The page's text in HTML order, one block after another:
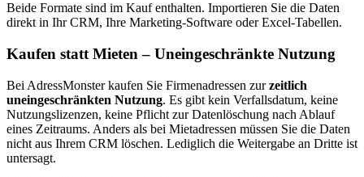
Beide Formate sind im Kauf enthalten. Importieren Sie die Daten
direkt in Ihr CRM, Ihre Marketing-Software oder Excel-Tabellen.
Kaufen statt Mieten – Uneingeschränkte Nutzung
Bei AdressMonster kaufen Sie Firmenadressen zur zeitlich
uneingeschränkten Nutzung. Es gibt kein Verfallsdatum, keine
Nutzungslizenzen, keine Pflicht zur Datenlöschung nach Ablauf
eines Zeitraums. Anders als bei Mietadressen müssen Sie die Daten
nicht aus Ihrem CRM löschen. Lediglich die Weitergabe an Dritte ist
untersagt.